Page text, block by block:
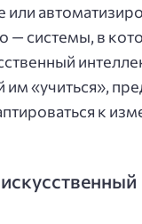
или
— системы, в
«учиться»,
к